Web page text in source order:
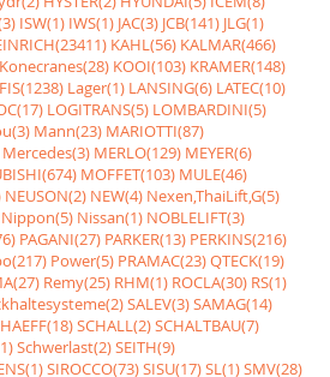
ISW(1) IWS(1) JAC(3) JCB(141) JLG(1)
KAHL(56) KALMAR(466)
Konecranes(28) KOOI(103) KRAMER(148)
Lager(1) LANSING(6) LATEC(10)
LOGITRANS(5) LOMBARDINI(5)
Mann(23) MARIOTTI(87)
Mercedes(3) MERLO(129) MEYER(6)
MOFFET(103) MULE(46)
NEUSON(2) NEW(4) Nexen,ThaiLift,G(5)
Nippon(5) Nissan(1) NOBLELIFT(3)
PAGANI(27) PARKER(13) PERKINS(216)
Power(5) PRAMAC(23)QTECK(19)
Remy(25) RHM(1) ROCLA(30) RS(1)
SALEV(3)SAMAG(14)
SCHALL(2)SCHALTBAU(7)
Schwerlast(2)SEITH(9)
SIROCCO(73)SISU(17)SL(1)SMV(28)